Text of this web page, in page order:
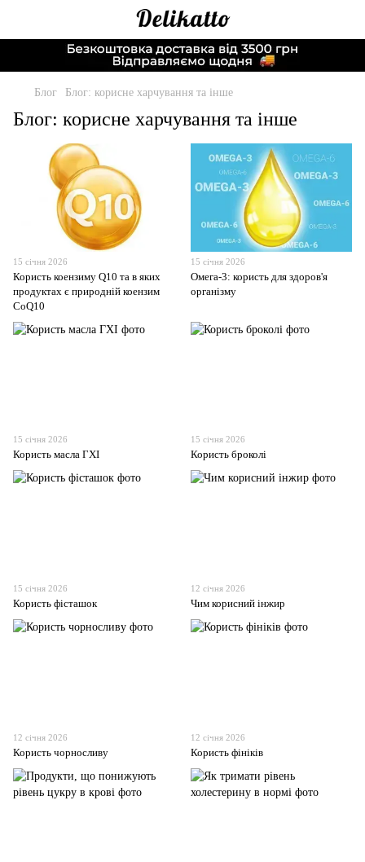
Блог Блог: корисне харчування та інше
Блог: корисне харчування та інше
15 січня 2026
Користь коензиму Q10 та в яких
продуктах є природній коензим
CoQ10
15 січня 2026
Омега-3: користь для здоров'я
організму
15 січня 2026
Користь масла ГХІ
15 січня 2026
Користь броколі
15 січня 2026
Користь фісташок
12 січня 2026
Чим корисний інжир
12 січня 2026
Користь чорносливу
12 січня 2026
Користь фініків